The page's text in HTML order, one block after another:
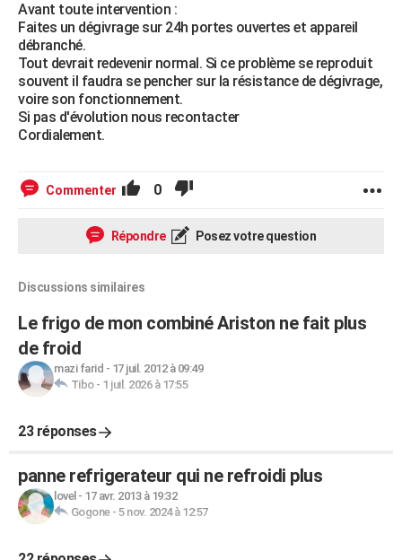
Avant toute intervention :
Faites un dégivrage sur 24h portes ouvertes et appareil
débranché.
Tout devrait redevenir normal. Si ce problème se reproduit
souvent il faudra se pencher sur la résistance de dégivrage,
voire son fonctionnement.
Si pas d'évolution nous recontacter
Cordialement.
Commenter 0
Répondre Posez votre question
Discussions similaires
Le frigo de mon combiné Ariston ne fait plus
de froid
mazi farid - 17 juil. 2012 à 09:49
Tibo- 1 juil. 2026 à 17:55
23 réponses
panne refrigerateur qui ne refroidi plus
lovel - 17 avr. 2013 à 19:32
Gogone- 5 nov. 2024 à 12:57